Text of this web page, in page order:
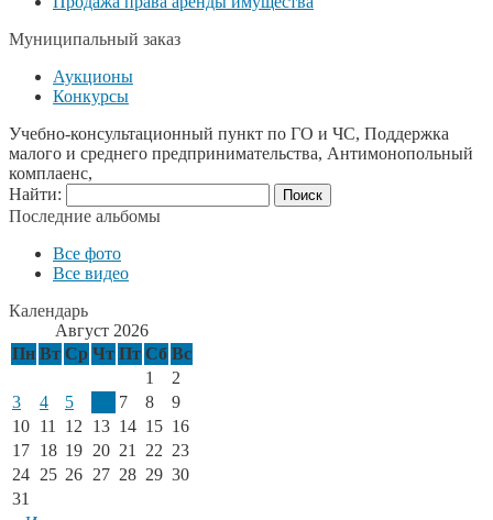
Муниципальный заказ
Аукционы
Конкурсы
Учебно-консультационный пункт по ГО и ЧС, Поддержка
малого и среднего предпринимательства, Антимонопольный
комплаенс,
Найти:
Последние альбомы
Все фото
Все видео
Календарь
Август 2026
Пн Вт Ср Чт Пт Сб Вс
1
2
3
4 5 7 8
9
10 11 12 13 14 15 16
17 18 19 20 21 22 23
24 25 26 27 28 29 30
31